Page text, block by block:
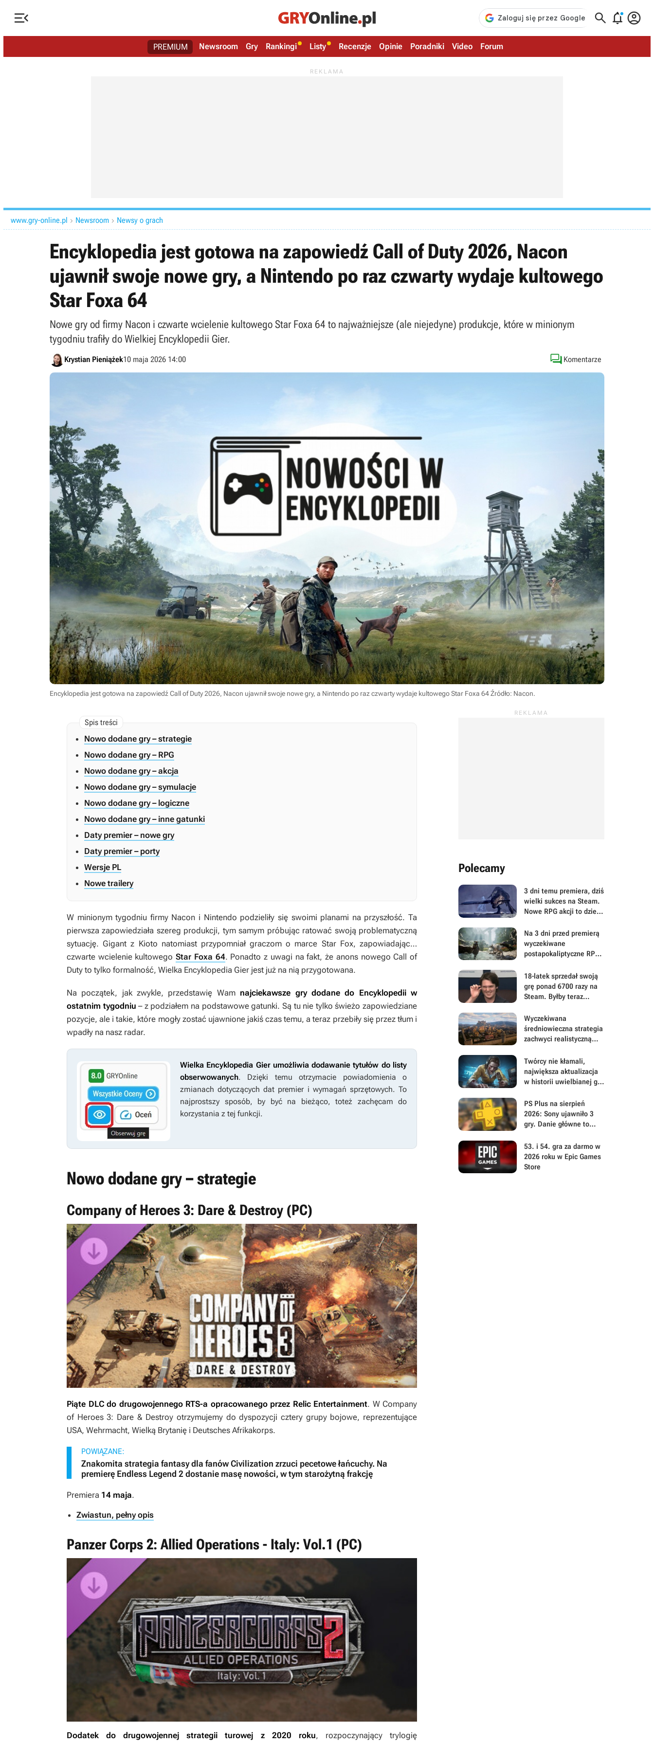
   
PREMIUM Newsroom Gry Rankingi Listy Recenzje Opinie Poradniki Video Forum
www.gry-online.pl  Newsroom  Newsy o grach
Encyklopedia jest gotowa na zapowiedź Call of Duty 2026, Nacon
ujawnił swoje nowe gry, a Nintendo po raz czwarty wydaje kultowego
Star Foxa 64
Nowe gry od firmy Nacon i czwarte wcielenie kultowego Star Foxa 64 to najważniejsze (ale niejedyne) produkcje, które w minionym
tygodniu trafiły do Wielkiej Encyklopedii Gier.
Krystian Pieniążek10 maja 2026 14:00  Komentarze
Encyklopedia jest gotowa na zapowiedź Call of Duty 2026, Nacon ujawnił swoje nowe gry, a Nintendo po raz czwarty wydaje kultowego Star Foxa 64Źródło: Nacon.
Nowo dodane gry – strategie
Nowo dodane gry – RPG
Nowo dodane gry – akcja
Nowo dodane gry – symulacje
Nowo dodane gry – logiczne
Nowo dodane gry – inne gatunki
Daty premier – nowe gry
Daty premier – porty
Wersje PL
Nowe trailery
W minionym tygodniu firmy Nacon i Nintendo podzieliły się swoimi planami na przyszłość. Ta
pierwsza zapowiedziała szereg produkcji, tym samym próbując ratować swoją problematyczną
sytuację. Gigant z Kioto natomiast przypomniał graczom o marce Star Fox, zapowiadając…
czwarte wcielenie kultowegoStar Foxa 64. Ponadto z uwagi na fakt, że anons nowego Call of
Duty to tylko formalność, Wielka Encyklopedia Gier jest już na nią przygotowana.
Na początek, jak zwykle, przedstawię Wamnajciekawsze gry dodane do Encyklopedii w
ostatnim tygodniu – z podziałem na podstawowe gatunki. Są tu nie tylko świeżo zapowiedziane
pozycje, ale i takie, które mogły zostać ujawnione jakiś czas temu, a teraz przebiły się przez tłum i
wpadły na nasz radar.
Wielka Encyklopedia Gier umożliwia dodawanie tytułów do listy
obserwowanych. Dzięki temu otrzymacie powiadomienia o
zmianach dotyczących dat premier i wymagań sprzętowych. To
najprostszy sposób, by być na bieżąco, toteż zachęcam do
korzystania z tej funkcji.
Nowo dodane gry – strategie
Company of Heroes 3: Dare & Destroy (PC)
Piąte DLC do drugowojennego RTS-a opracowanego przez Relic Entertainment. W Company
of Heroes 3: Dare & Destroy otrzymujemy do dyspozycji cztery grupy bojowe, reprezentujące
USA, Wehrmacht, Wielką Brytanię i Deutsches Afrikakorps.
POWIĄZANE:
Znakomita strategia fantasy dla fanów Civilization zrzuci pecetowe łańcuchy. Na
premierę Endless Legend 2 dostanie masę nowości, w tym starożytną frakcję
Premiera 14 maja.
Zwiastun, pełny opis
Panzer Corps 2: Allied Operations - Italy: Vol.1 (PC)
Dodatek do drugowojennej strategii turowej z 2020 roku, rozpoczynający trylogię
Polecamy
3 dni temu premiera, dziś
wielki sukces na Steam.
Nowe RPG akcji to dzieło
który zaspokoił
odwieczne pragnienie
wielu graczy
Na 3 dni przed premierą
wyczekiwane
postapokaliptyczne RPG
niepokoi w ważnej
kwestii. Można już
pobierać Beast of
18-latek sprzedał swoją
grę ponad 6700 razy na
Steam. Byłby teraz
kupujących nie dokonało
zwrotu
Wyczekiwana
średniowieczna strategia
zachwyci realistyczną
ryzyko może zapewnić
dużą przewagę w The
Guild: Europa 1410
Twórcy nie kłamali,
największa aktualizacja
w historii uwielbianej gry
jest gigantyczna. Build
42 ulepsza Project
Zomboid w każdym calu
PS Plus na sierpień
2026: Sony ujawniło 3
gry. Danie główne to
hit z otwartym światem
53. i 54. gra za darmo w
2026 roku w Epic Games
Store